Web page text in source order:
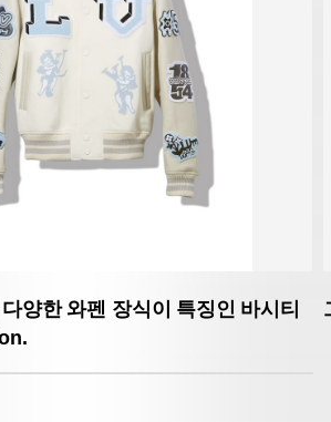
양한 와펜 장식이 특징인 바시티